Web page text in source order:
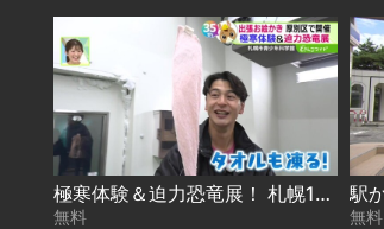
極寒体験＆迫力恐竜展！ 札幌10区キャラバン in 厚別区 2026-08-05
無料 無料